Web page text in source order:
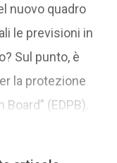
nuovo quadro
le previsioni in
Sul punto, è
la protezione
(EDPB).